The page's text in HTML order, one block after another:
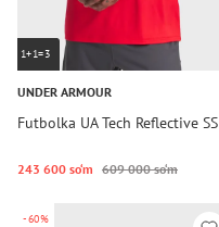
1+1=3
UNDER ARMOUR
Futbolka UA Tech Reflective SS
243 600 so‘m 609 000 so‘m
-60%